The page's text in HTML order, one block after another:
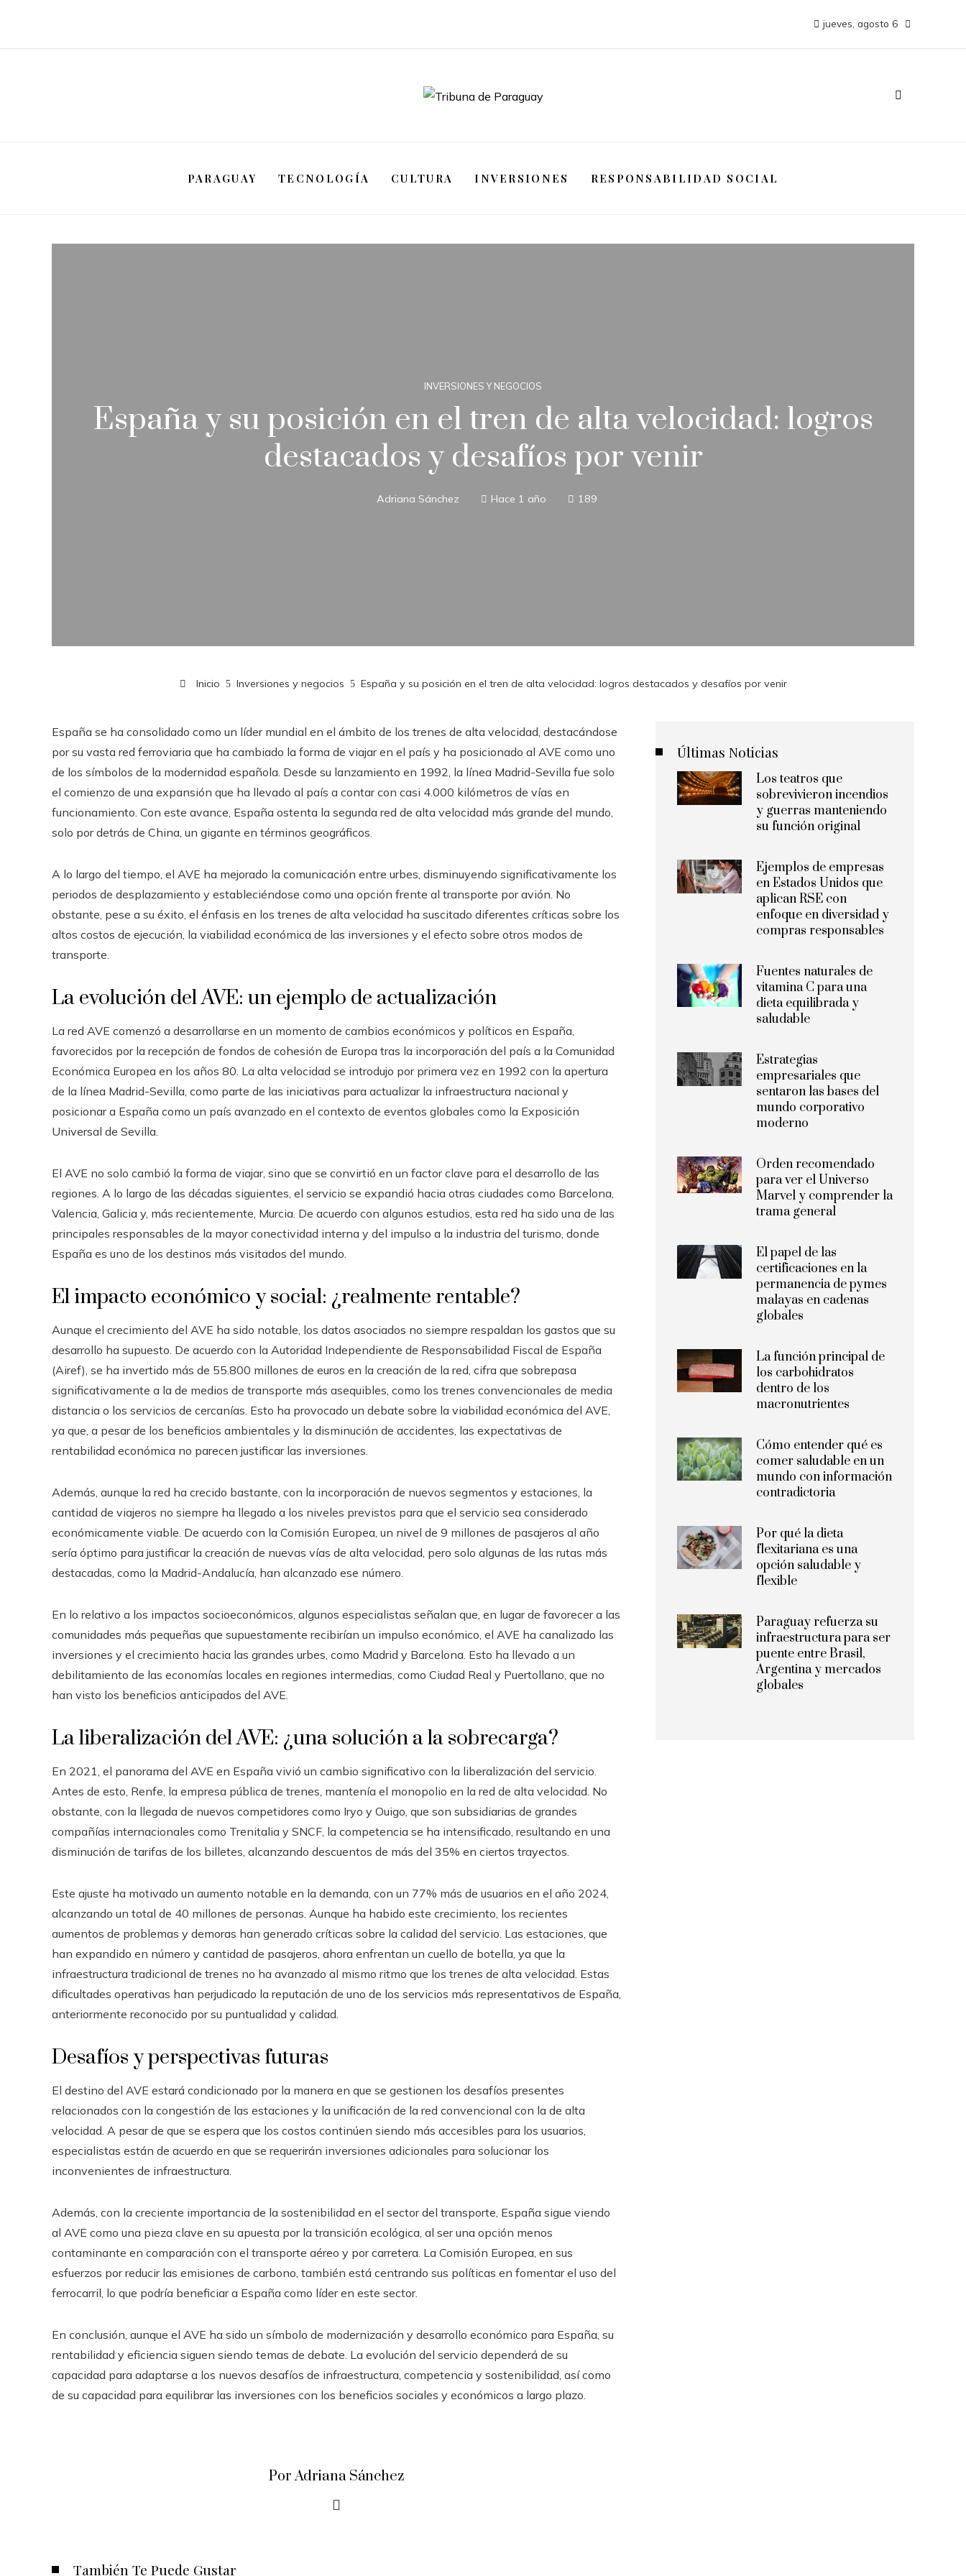
jueves, agosto 6
PARAGUAY TECNOLOGÍA CULTURA INVERSIONES RESPONSABILIDAD SOCIAL
INVERSIONES Y NEGOCIOS
España y su posición en el tren de alta velocidad: logros
destacados y desafíos por venir
Adriana Sánchez Hace 1 año 189
Inicio Inversiones y negocios España y su posición en el tren de alta velocidad: logros destacados y desafíos por venir
España se ha consolidado como un líder mundial en el ámbito de los trenes de alta velocidad, destacándose
por su vasta red ferroviaria que ha cambiado la forma de viajar en el país y ha posicionado al AVE como uno
de los símbolos de la modernidad española. Desde su lanzamiento en 1992, la línea Madrid-Sevilla fue solo
el comienzo de una expansión que ha llevado al país a contar con casi 4.000 kilómetros de vías en
funcionamiento. Con este avance, España ostenta la segunda red de alta velocidad más grande del mundo,
solo por detrás de China, un gigante en términos geográficos.
A lo largo del tiempo, el AVE ha mejorado la comunicación entre urbes, disminuyendo significativamente los
periodos de desplazamiento y estableciéndose como una opción frente al transporte por avión. No
obstante, pese a su éxito, el énfasis en los trenes de alta velocidad ha suscitado diferentes críticas sobre los
altos costos de ejecución, la viabilidad económica de las inversiones y el efecto sobre otros modos de
transporte.
La evolución del AVE: un ejemplo de actualización
La red AVE comenzó a desarrollarse en un momento de cambios económicos y políticos en España,
favorecidos por la recepción de fondos de cohesión de Europa tras la incorporación del país a la Comunidad
Económica Europea en los años 80. La alta velocidad se introdujo por primera vez en 1992 con la apertura
de la línea Madrid-Sevilla, como parte de las iniciativas para actualizar la infraestructura nacional y
posicionar a España como un país avanzado en el contexto de eventos globales como la Exposición
Universal de Sevilla.
El AVE no solo cambió la forma de viajar, sino que se convirtió en un factor clave para el desarrollo de las
regiones. A lo largo de las décadas siguientes, el servicio se expandió hacia otras ciudades como Barcelona,
Valencia, Galicia y, más recientemente, Murcia. De acuerdo con algunos estudios, esta red ha sido una de las
principales responsables de la mayor conectividad interna y del impulso a la industria del turismo, donde
España es uno de los destinos más visitados del mundo.
El impacto económico y social: ¿realmente rentable?
Aunque el crecimiento del AVE ha sido notable, los datos asociados no siempre respaldan los gastos que su
desarrollo ha supuesto. De acuerdo con la Autoridad Independiente de Responsabilidad Fiscal de España
(Airef), se ha invertido más de 55.800 millones de euros en la creación de la red, cifra que sobrepasa
significativamente a la de medios de transporte más asequibles, como los trenes convencionales de media
distancia o los servicios de cercanías. Esto ha provocado un debate sobre la viabilidad económica del AVE,
ya que, a pesar de los beneficios ambientales y la disminución de accidentes, las expectativas de
rentabilidad económica no parecen justificar las inversiones.
Además, aunque la red ha crecido bastante, con la incorporación de nuevos segmentos y estaciones, la
cantidad de viajeros no siempre ha llegado a los niveles previstos para que el servicio sea considerado
económicamente viable. De acuerdo con la Comisión Europea, un nivel de 9 millones de pasajeros al año
sería óptimo para justificar la creación de nuevas vías de alta velocidad, pero solo algunas de las rutas más
destacadas, como la Madrid-Andalucía, han alcanzado ese número.
En lo relativo a los impactos socioeconómicos, algunos especialistas señalan que, en lugar de favorecer a las
comunidades más pequeñas que supuestamente recibirían un impulso económico, el AVE ha canalizado las
inversiones y el crecimiento hacia las grandes urbes, como Madrid y Barcelona. Esto ha llevado a un
debilitamiento de las economías locales en regiones intermedias, como Ciudad Real y Puertollano, que no
han visto los beneficios anticipados del AVE.
La liberalización del AVE: ¿una solución a la sobrecarga?
En 2021, el panorama del AVE en España vivió un cambio significativo con la liberalización del servicio.
Antes de esto, Renfe, la empresa pública de trenes, mantenía el monopolio en la red de alta velocidad. No
obstante, con la llegada de nuevos competidores como Iryo y Ouigo, que son subsidiarias de grandes
compañías internacionales como Trenitalia y SNCF, la competencia se ha intensificado, resultando en una
disminución de tarifas de los billetes, alcanzando descuentos de más del 35% en ciertos trayectos.
Este ajuste ha motivado un aumento notable en la demanda, con un 77% más de usuarios en el año 2024,
alcanzando un total de 40 millones de personas. Aunque ha habido este crecimiento, los recientes
aumentos de problemas y demoras han generado críticas sobre la calidad del servicio. Las estaciones, que
han expandido en número y cantidad de pasajeros, ahora enfrentan un cuello de botella, ya que la
infraestructura tradicional de trenes no ha avanzado al mismo ritmo que los trenes de alta velocidad. Estas
dificultades operativas han perjudicado la reputación de uno de los servicios más representativos de España,
anteriormente reconocido por su puntualidad y calidad.
Desafíos y perspectivas futuras
El destino del AVE estará condicionado por la manera en que se gestionen los desafíos presentes
relacionados con la congestión de las estaciones y la unificación de la red convencional con la de alta
velocidad. A pesar de que se espera que los costos continúen siendo más accesibles para los usuarios,
especialistas están de acuerdo en que se requerirán inversiones adicionales para solucionar los
inconvenientes de infraestructura.
Además, con la creciente importancia de la sostenibilidad en el sector del transporte, España sigue viendo
al AVE como una pieza clave en su apuesta por la transición ecológica, al ser una opción menos
contaminante en comparación con el transporte aéreo y por carretera. La Comisión Europea, en sus
esfuerzos por reducir las emisiones de carbono, también está centrando sus políticas en fomentar el uso del
ferrocarril, lo que podría beneficiar a España como líder en este sector.
En conclusión, aunque el AVE ha sido un símbolo de modernización y desarrollo económico para España, su
rentabilidad y eficiencia siguen siendo temas de debate. La evolución del servicio dependerá de su
capacidad para adaptarse a los nuevos desafíos de infraestructura, competencia y sostenibilidad, así como
de su capacidad para equilibrar las inversiones con los beneficios sociales y económicos a largo plazo.
Por Adriana Sánchez
También Te Puede Gustar
Últimas Noticias
Los teatros que
sobrevivieron incendios
y guerras manteniendo
su función original
Ejemplos de empresas
en Estados Unidos que
aplican RSE con
enfoque en diversidad y
compras responsables
Fuentes naturales de
vitamina C para una
dieta equilibrada y
saludable
Estrategias
empresariales que
sentaron las bases del
mundo corporativo
moderno
Orden recomendado
para ver el Universo
Marvel y comprender la
trama general
El papel de las
certificaciones en la
permanencia de pymes
malayas en cadenas
globales
La función principal de
los carbohidratos
dentro de los
macronutrientes
Cómo entender qué es
comer saludable en un
mundo con información
contradictoria
Por qué la dieta
flexitariana es una
opción saludable y
flexible
Paraguay refuerza su
infraestructura para ser
puente entre Brasil,
Argentina y mercados
globales